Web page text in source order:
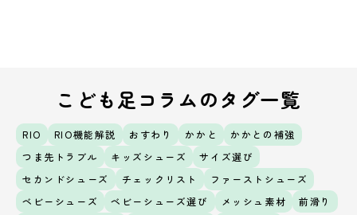
こども足コラムのタグ一覧
RIO RIO機能解説 おすわり かかと
かかとの補強
つま先トラブル
キッズシューズ
サイズ選び
セカンドシューズ
チェックリスト
ファーストシューズ
ベビーシューズ
ベビーシューズ選び メッシュ素材
前滑り